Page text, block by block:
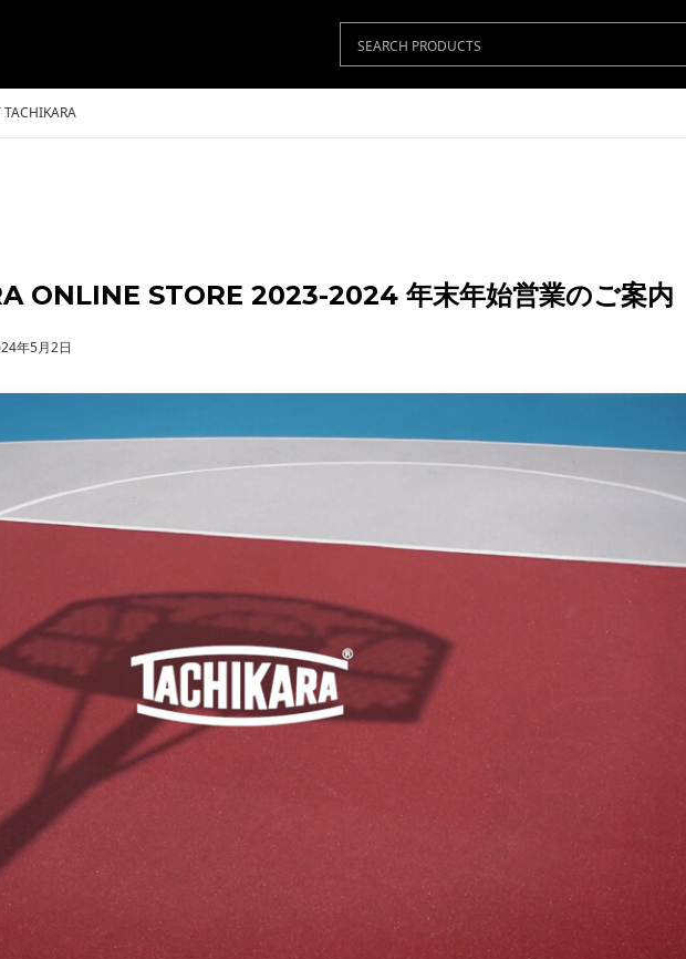
ONLINE STORE 2023-2024 年末年始営業のご案内
年5月2日